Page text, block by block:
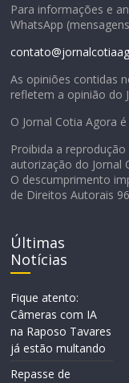
Para informações e
WhatsApp
As opiniões contidas
refletem a opinião do
O Jornal Cotia Agora
Proibida a
autorização do Jornal
O descumprimento
de Direitos Autorais
Últimas
Notícias
Fique atento:
Câmeras com IA
na Raposo Tavares
já estão multando
Repasse de